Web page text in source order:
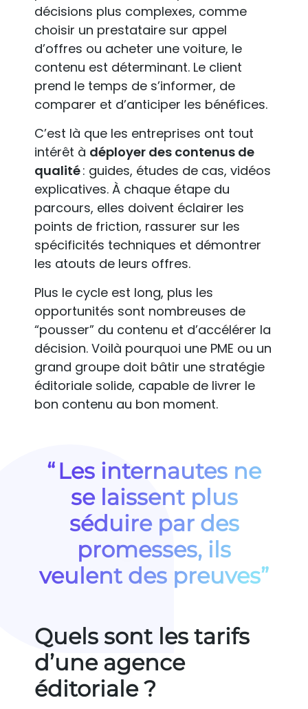
décisions plus complexes, comme
choisir un prestataire sur appel
d’offres ou acheter une voiture, le
contenu est déterminant. Le client
prend le temps de s’informer, de
comparer et d’anticiper les bénéfices.
C’est là que les entreprises ont tout
intérêt à déployer des contenus de
qualité: guides, études de cas, vidéos
explicatives. À chaque étape du
parcours, elles doivent éclairer les
points de friction, rassurer sur les
spécificités techniques et démontrer
les atouts de leurs offres.
Plus le cycle est long, plus les
opportunités sont nombreuses de
“pousser” du contenu et d’accélérer la
décision. Voilà pourquoi une PME ou un
grand groupe doit bâtir une stratégie
éditoriale solide, capable de livrer le
bon contenu au bon moment.
“ Les internautes ne
se laissent plus
séduire par des
promesses, ils
veulent des preuves”
Quels sont les tarifs
d’une agence
éditoriale ?